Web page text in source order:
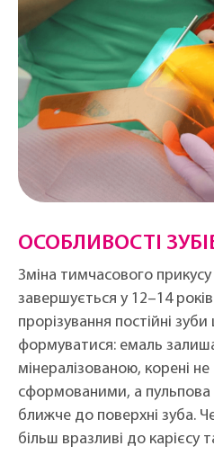
ОСОБЛИВОСТІ
Зміна тимчасового
завершується у 12–14
прорізування постійні
формуватися: емаль
мінералізованою, корені не
сформованими, а
ближче до поверхні зуба.
більш вразливі до карієсу